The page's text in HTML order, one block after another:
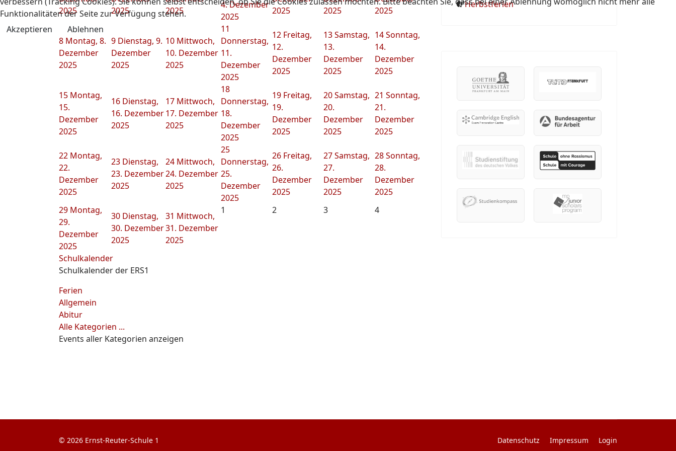
2025
2025
2025
4. Dezember
2025
2025
2025
2025
8 Montag, 8.
Dezember
2025
9 Dienstag, 9.
Dezember
2025
10 Mittwoch,
10. Dezember
2025
11
Donnerstag,
11.
Dezember
2025
12 Freitag,
12.
Dezember
2025
13Samstag,
13.
Dezember
2025
14Sonntag,
14.
Dezember
2025
15 Montag,
15.
Dezember
2025
16 Dienstag,
16. Dezember
2025
17 Mittwoch,
17. Dezember
2025
18
Donnerstag,
18.
Dezember
2025
19 Freitag,
19.
Dezember
2025
20Samstag,
20.
Dezember
2025
21 Sonntag,
21.
Dezember
2025
22 Montag,
22.
Dezember
2025
23 Dienstag,
23. Dezember
2025
24 Mittwoch,
24. Dezember
2025
25
Donnerstag,
25.
Dezember
2025
26 Freitag,
26.
Dezember
2025
27Samstag,
27.
Dezember
2025
28Sonntag,
28.
Dezember
2025
29 Montag,
29.
Dezember
2025
30 Dienstag,
30. Dezember
2025
31 Mittwoch,
31. Dezember
2025
1 2 3 4
Schulkalender
Schulkalender der ERS1
Ferien
Allgemein
Abitur
Alle Kategorien ...
Events aller Kategorien anzeigen
Herbstferien
© 2026 Ernst-Reuter-Schule 1 Datenschutz Impressum Login
Funktionalitäten der Seite zur Verfügung stehen.
Akzeptieren
Ablehnen